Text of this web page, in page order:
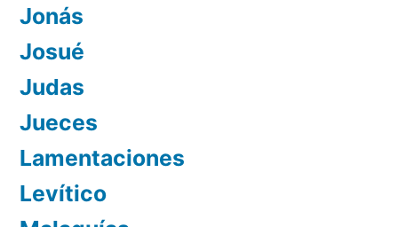
Jonás
Josué
Judas
Jueces
Lamentaciones
Levítico